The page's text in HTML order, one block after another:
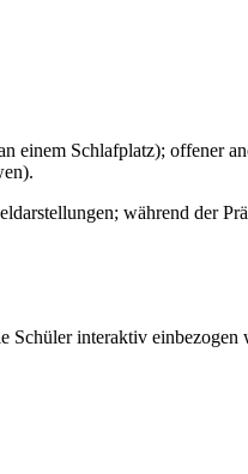
Schlafplatz); offener
während der
Schüler interaktiv